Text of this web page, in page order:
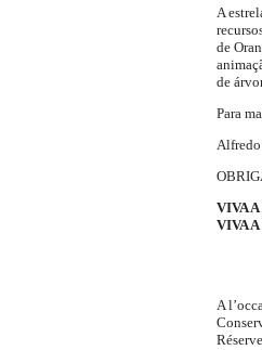
A
de
de
Para
Alfredo
VIVA
VIVA
A